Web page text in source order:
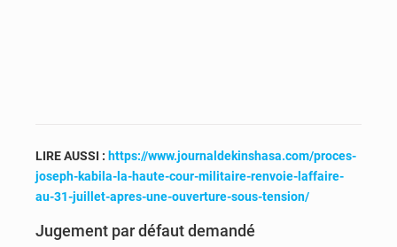
LIRE AUSSI : https://www.journaldekinshasa.com/proces-
joseph-kabila-la-haute-cour-militaire-renvoie-laffaire-
au-31-juillet-apres-une-ouverture-sous-tension/
Jugement par défaut demandé